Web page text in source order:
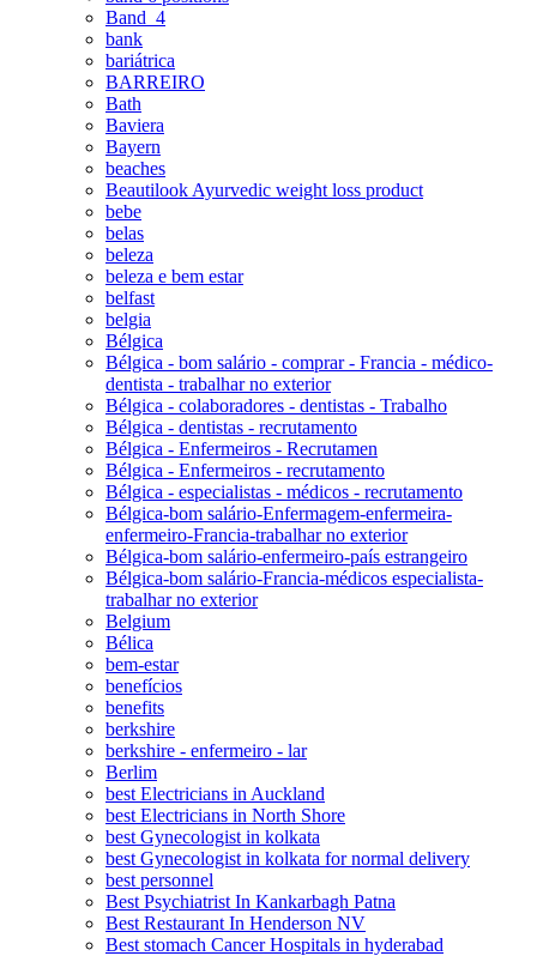
Band_4
bank
bariátrica
BARREIRO
Bath
Baviera
Bayern
beaches
Beautilook Ayurvedic weight loss product
bebe
belas
beleza
beleza e bem estar
belfast
belgia
Bélgica
Bélgica - bom salário - comprar - Francia - médico-
dentista - trabalhar no exterior
Bélgica - colaboradores - dentistas - Trabalho
Bélgica - dentistas - recrutamento
Bélgica - Enfermeiros - Recrutamen
Bélgica - Enfermeiros - recrutamento
Bélgica - especialistas - médicos - recrutamento
Bélgica-bom salário-Enfermagem-enfermeira-
enfermeiro-Francia-trabalhar no exterior
Bélgica-bom salário-enfermeiro-país estrangeiro
Bélgica-bom salário-Francia-médicos especialista-
trabalhar no exterior
Belgium
Bélica
bem-estar
benefícios
benefits
berkshire
berkshire - enfermeiro - lar
Berlim
best Electricians in Auckland
best Electricians in North Shore
best Gynecologist in kolkata
best Gynecologist in kolkata for normal delivery
best personnel
Best Psychiatrist In Kankarbagh Patna
Best Restaurant In Henderson NV
Best stomach Cancer Hospitals in hyderabad